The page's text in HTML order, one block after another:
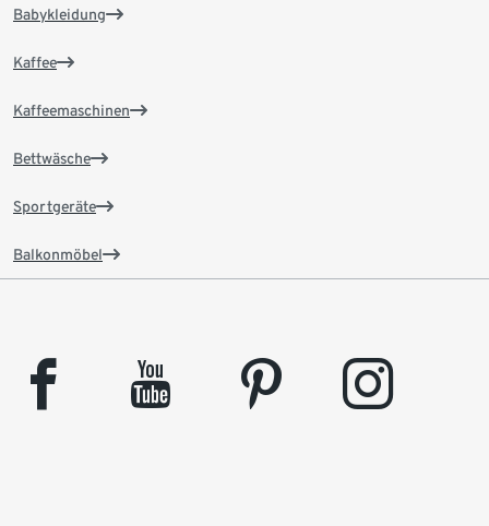
Babykleidung
Kaffee
Kaffeemaschinen
Bettwäsche
Sportgeräte
Balkonmöbel
facebook youtube pinterest instagram